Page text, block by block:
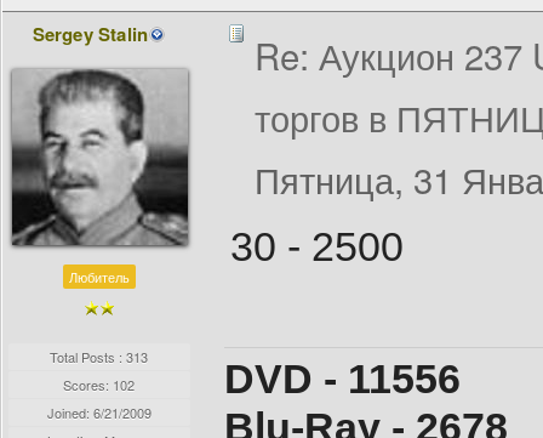
Sergey Stalin
Любитель
Total Posts : 313
Scores: 102
Joined: 6/21/2009
Re: Аукцион 237
торгов в
Пятница, 31
30 - 2500
DVD - 11556
Blu-Ray - 2678